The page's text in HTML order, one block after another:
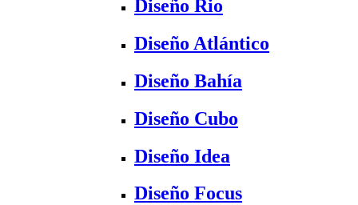
Diseño Rio
Diseño Atlántico
Diseño Bahía
Diseño Cubo
Diseño Idea
Diseño Focus